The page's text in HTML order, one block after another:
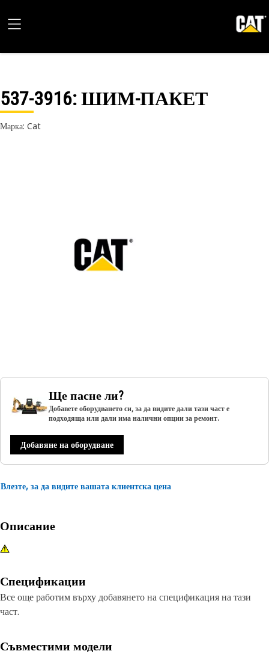
537-3916: ШИМ-ПАКЕТ
Марка: Cat
Ще пасне ли?
Добавете оборудването си, за да видите дали тази част е
подходяща или дали има налични опции за ремонт.
Добавяне на оборудване
Влезте, за да видите вашата клиентска цена
Описание
Спецификации
Все още работим върху добавянето на спецификация на тази
част.
Съвместими модели